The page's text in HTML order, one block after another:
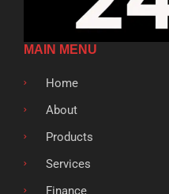
MAIN MENU
Home
About
Products
Services
Finance